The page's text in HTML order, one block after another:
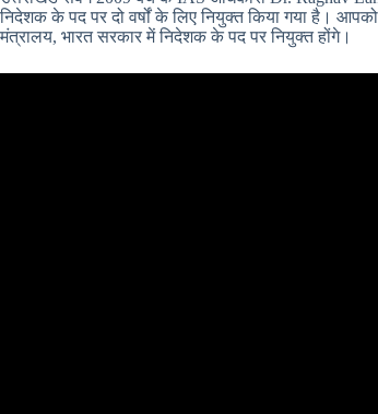
निदेशक के पद पर दो वर्षों के लिए नियुक्त किया गया है।
मंत्रालय, भारत सरकार में निदेशक के पद पर नियुक्त होंगे।